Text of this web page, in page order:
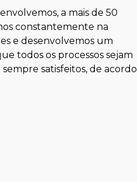
a mais de 50
constantemente na
e desenvolvemos um
todos os processos sejam
satisfeitos, de acordo